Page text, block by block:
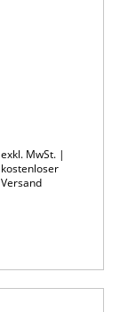
exkl. MwSt. |
kostenloser
Versand